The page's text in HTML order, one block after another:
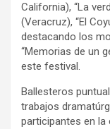
California), “La
(Veracruz), “El
destacando los
“Memorias de un
este festival.
Ballesteros
trabajos
participantes en